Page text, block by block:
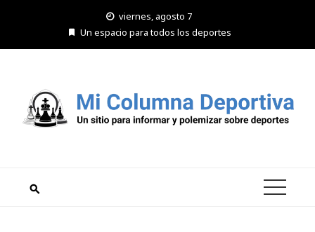
viernes, agosto 7
Un espacio para todos los deportes